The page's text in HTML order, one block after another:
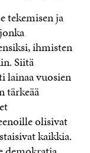
tekemisen ja
ihmisten
Siitä
lainaa vuosien
tärkeää
olisivat
kaikkia.